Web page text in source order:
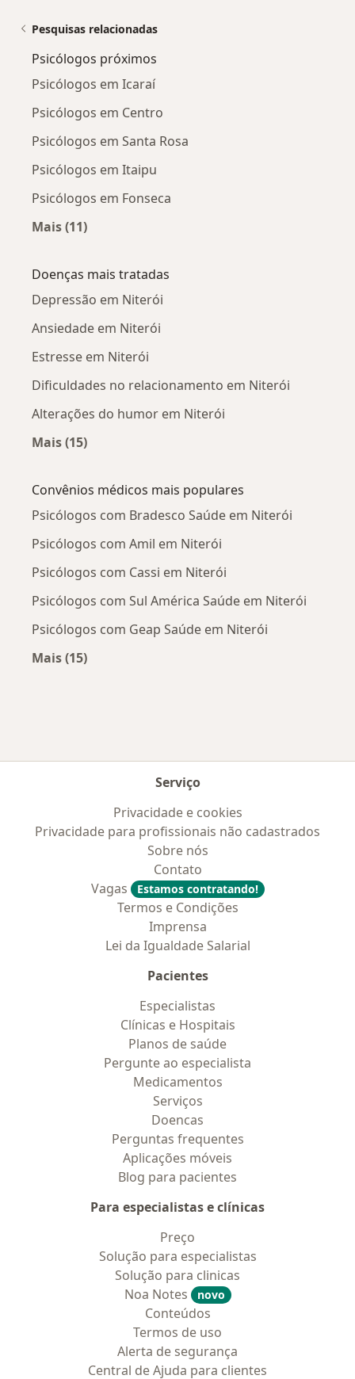
Pesquisas relacionadas
Psicólogos próximos
Psicólogos em Icaraí
Psicólogos em Centro
Psicólogos em Santa Rosa
Psicólogos em Itaipu
Psicólogos em Fonseca
Mais (11)
Doenças mais tratadas
Depressão em Niterói
Ansiedade em Niterói
Estresse em Niterói
Dificuldades no relacionamento em Niterói
Alterações do humor em Niterói
Mais (15)
Convênios médicos mais populares
Psicólogos com Bradesco Saúde em Niterói
Psicólogos com Amil em Niterói
Psicólogos com Cassi em Niterói
Psicólogos com Sul América Saúde em Niterói
Psicólogos com Geap Saúde em Niterói
Mais (15)
Serviço
Privacidade e cookies
Privacidade para profissionais não cadastrados
Sobre nós
Contato
Vagas
Estamos contratando!
Termos e Condições
Imprensa
Lei da Igualdade Salarial
Pacientes
Especialistas
Clínicas e Hospitais
Planos de saúde
Pergunte ao especialista
Medicamentos
Serviços
Doencas
Perguntas frequentes
Aplicações móveis
Blog para pacientes
Para especialistas e clínicas
Preço
Solução para especialistas
Solução para clinicas
Noa Notes
novo
Conteúdos
Termos de uso
Alerta de segurança
Central de Ajuda para clientes